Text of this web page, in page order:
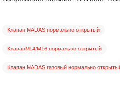
Клапан MADAS нормально открытый
КлапанM14/M16 нормально открытый
Клапан MADAS газовый нормально